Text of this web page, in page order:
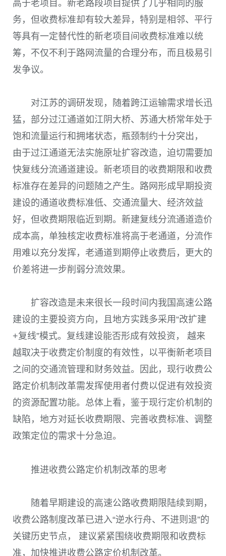
高于老项目。新老路段项目提供了几乎相同的服
务，但收费标准却有较大差异，特别是相邻、平行
等具有一定替代性的新老项目间收费标准难以统
筹，不仅不利于路网流量的合理分布，而且极易引
发争议。
对江苏的调研发现，随着跨江运输需求增长迅
猛，部分过江通道如江阴大桥、苏通大桥常年处于
饱和流量运行和拥堵状态，瓶颈制约十分突出，
由于过江通道无法实施原址扩容改造，迫切需要加
快复线分流通道建设。新老项目的收费期限和收费
标准存在差异的问题随之产生。路网形成早期投资
建设的通道收费标准低、交通流量大、经济效益
好，但收费期限临近到期。新建复线分流通道造价
成本高，单独核定收费标准将高于老通道，分流作
用难以充分发挥，老通道到期停止收费后，更大的
价差将进一步削弱分流效果。
扩容改造是未来很长一段时间内我国高速公路
建设的主要投资方向，且地方实践多采用“改扩建
+复线”模式。复线建设能否形成有效投资， 越来
越取决于收费定价制度的有效性，以平衡新老项目
之间的交通流管理和财务效益。因此，现行收费公
路定价机制改革需发挥使用者付费以促进有效投资
的资源配置功能。总体上看，鉴于现行定价机制的
缺陷，地方对延长收费期限、完善收费标准、调整
政策定位的需求十分急迫。
推进收费公路定价机制改革的思考
随着早期建设的高速公路收费期限陆续到期，
收费公路制度改革已进入“逆水行舟、不进则退”的
关键历史节点， 建议紧紧围绕收费期限和收费标
准，加快推进收费公路定价机制改革。